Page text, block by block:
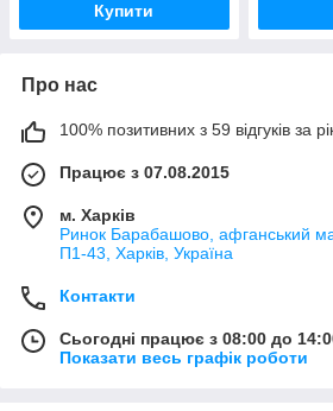
Купити
Про нас
100% позитивних з 59 відгуків за
Працює з 07.08.2015
м. Харків
Ринок Барабашово, афганський
П1-43, Харків, Україна
Контакти
Сьогодні працює з 08:00 до
Показати весь графік роботи